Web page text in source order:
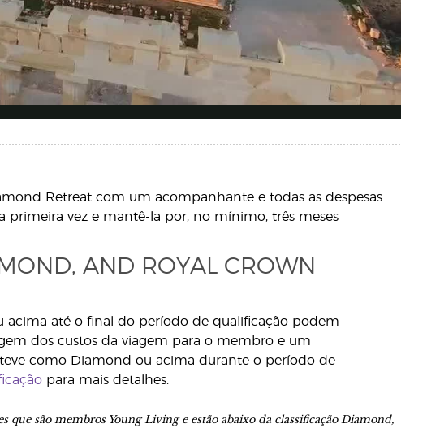
Retreat com um acompanhante e todas as despesas
primeira vez e mantê-la por, no mínimo, três meses
AND ROYAL CROWN
até o final do período de qualificação podem
dos custos da viagem para o membro e um
como Diamond ou acima durante o período de
para mais detalhes.
são membros Young Living e estão abaixo da classificação Diamond,